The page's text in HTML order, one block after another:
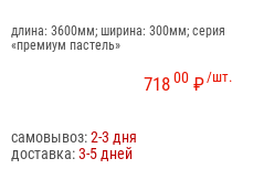
длина: 3600мм; ширина: 300мм; серия
«премиум пастель»
/шт.
71800 ₽
самовывоз:2-3 дня
доставка:3-5 дней